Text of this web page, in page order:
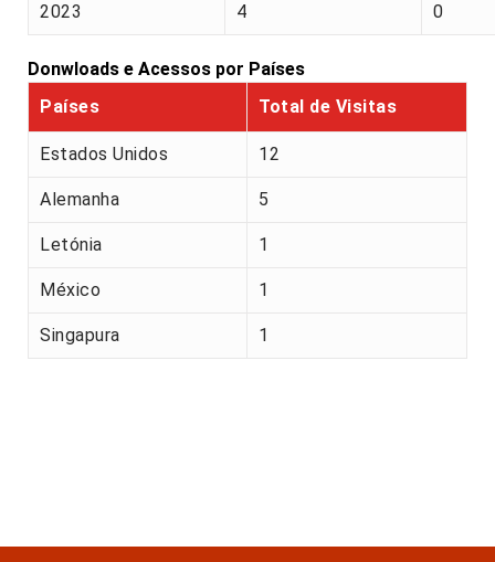
2023 4 0
Donwloads e Acessos por Países
Países
Total de Visitas
Estados Unidos 12
Alemanha 5
Letónia 1
México 1
Singapura 1